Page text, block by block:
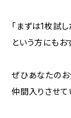
「まずは1枚試し
という方にもお
ぜひあなたのお
仲間入りさせ